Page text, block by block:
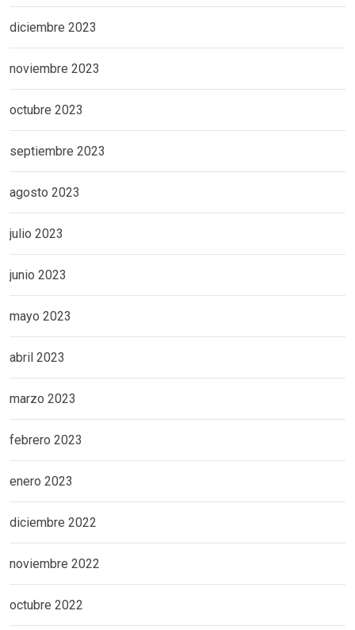
diciembre 2023
noviembre 2023
octubre 2023
septiembre 2023
agosto 2023
julio 2023
junio 2023
mayo 2023
abril 2023
marzo 2023
febrero 2023
enero 2023
diciembre 2022
noviembre 2022
octubre 2022